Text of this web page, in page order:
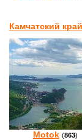
Камчатский
Motok (863)